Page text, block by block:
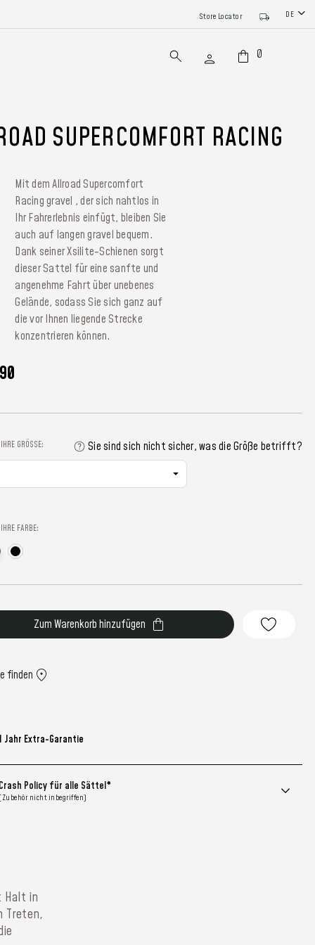
Store Locator DE
0
SUPERCOMFORT RACING
Mit dem Allroad Supercomfort
Racing gravel , der sich nahtlos in
Ihr Fahrerlebnis einfügt, bleiben Sie
auch auf langen gravel bequem.
Dank seiner Xsilite-Schienen sorgt
dieser Sattel für eine sanfte und
angenehme Fahrt über unebenes
Gelände, sodass Sie sich ganz auf
die vor Ihnen liegende Strecke
konzentrieren können.
GRÖSSE:
FARBE:
Sie sind sich nicht sicher, was die Größe betrifft?
finden
Jahr Extra-Garantie
Policy für alle Sättel*
nicht inbegriffen)
Halt in
Treten,